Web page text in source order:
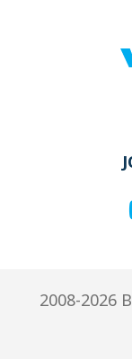
2008-2026